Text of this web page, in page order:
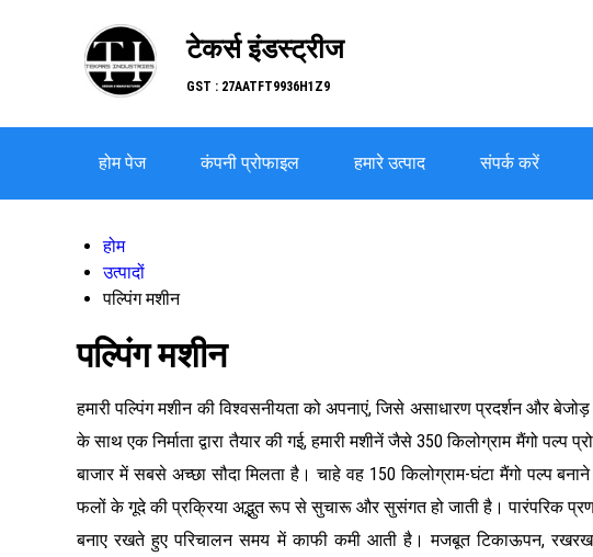
टेकर्स इंडस्ट्रीज
GST : 27AATFT9936H1Z9
होम पेज कंपनी प्रोफाइल हमारे उत्पाद संपर्क करें
होम
उत्पादों
पल्पिंग मशीन
पल्पिंग मशीन
हमारी पल्पिंग मशीन की विश्वसनीयता को अपनाएं, जिसे असाधारण प्रदर्शन और
के साथ एक निर्माता द्वारा तैयार की गई, हमारी मशीनें जैसे 350 किलोग्राम मैंगो
बाजार में सबसे अच्छा सौदा मिलता है। चाहे वह 150 किलोग्राम-घंटा मैंगो पल्प
फलों के गूदे की प्रक्रिया अद्भुत रूप से सुचारू और सुसंगत हो जाती है। पारंपरिक
बनाए रखते हुए परिचालन समय में काफी कमी आती है। मजबूत टिकाऊपन,